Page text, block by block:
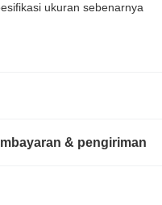
ukuran sebenarnya
& pengiriman